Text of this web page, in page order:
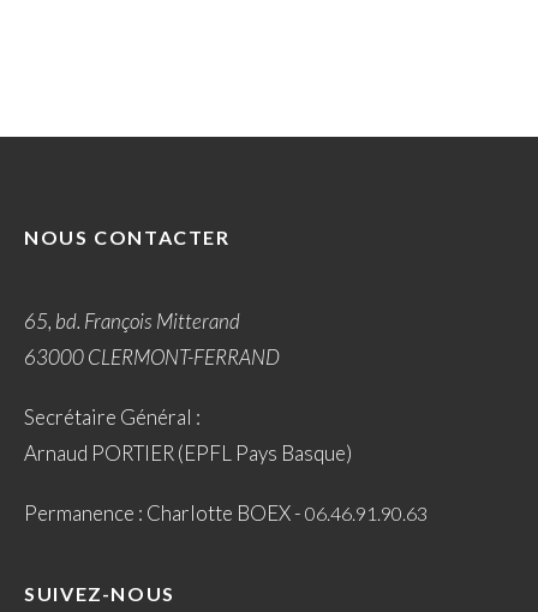
NOUS CONTACTER
65, bd. François Mitterand
63000 CLERMONT-FERRAND
Secrétaire Général :
Arnaud PORTIER (EPFL Pays Basque)
Permanence : Charlotte BOEX -06.46.91.90.63
SUIVEZ-NOUS